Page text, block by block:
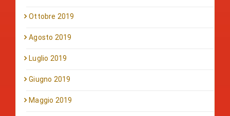
Ottobre 2019
Agosto 2019
Luglio 2019
Giugno 2019
Maggio 2019